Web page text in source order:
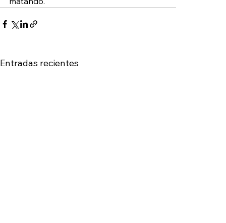
Entradas recientes